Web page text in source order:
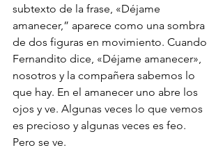
subtexto de la frase, «Déjame
amanecer,” aparece como una sombra
de dos figuras en movimiento. Cuando
Fernandito dice, «Déjame amanecer»,
nosotros y la compañera sabemos lo
que hay. En el amanecer uno abre los
ojos y ve. Algunas veces lo que vemos
es precioso y algunas veces es feo.
Pero se ve.